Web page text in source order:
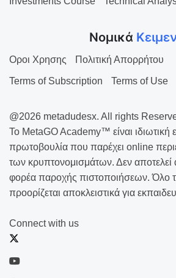
Νομικά
Οροι Χρησης Πολιτική Απορρήτου
Terms of Subscription Terms of Use
@2026 metadudesx. All rights
Το MetaGO Academy™ είναι ιδιωτική
πρωτοβουλία που παρέχει online
των κρυπτονομισμάτων. Δεν
φορέα παροχής πιστοποιήσεων. Όλο
προορίζεται αποκλειστικά για
Connect with us